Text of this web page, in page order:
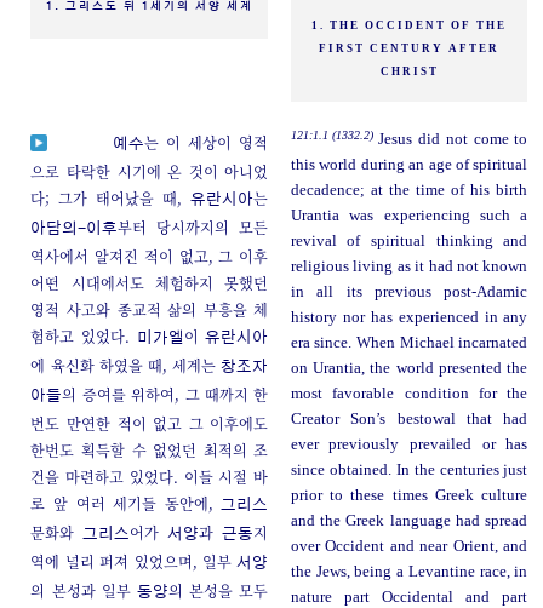
1. 그리스도 뒤 1세기의 서양 세계
1. THE OCCIDENT OF THE
FIRST CENTURY AFTER
CHRIST
예수는 이 세상이 영적
으로 타락한 시기에 온 것이 아니었
다; 그가 태어났을 때,유란시아는
아담의-이후부터 당시까지의 모든
역사에서 알져진 적이 없고, 그 이후
어떤 시대에서도 체험하지 못했던
영적 사고와 종교적 삶의 부흥을 체
험하고 있었다.
미가엘 이유란시아
에 육신화 하였을 때, 세계는창조자
아들의 증여를 위하여, 그 때까지 한
번도 만연한 적이 없고 그 이후에도
한번도 획득할 수 없었던 최적의 조
건을 마련하고 있었다. 이들 시절 바
로 앞 여러 세기들 동안에, 그리스
문화와 그리스어가서양과근동지
역에 널리 퍼져 있었으며, 일부서양
의 본성과 일부 동양의 본성을 모두
121:1.1 (1332.2) Jesus did not come to
this world during an age of spiritual
decadence; at the time of his birth
Urantia was experiencing such a
revival of spiritual thinking and
religious living as it had not known
in all its previous post-Adamic
history nor has experienced in any
era since. When Michael incarnated
on Urantia, the world presented the
most favorable condition for the
Creator Son’s bestowal that had
ever previously prevailed or has
since obtained. In the centuries just
prior to these times Greek culture
and the Greek language had spread
over Occident and near Orient, and
the Jews, being a Levantine race, in
nature part Occidental and part